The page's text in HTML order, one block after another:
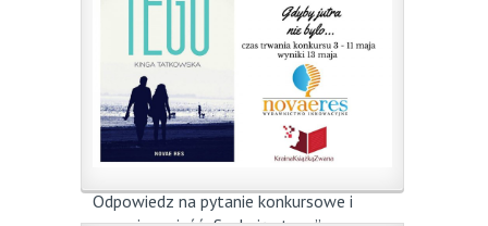
Odpowiedz na pytanie konkursowe i